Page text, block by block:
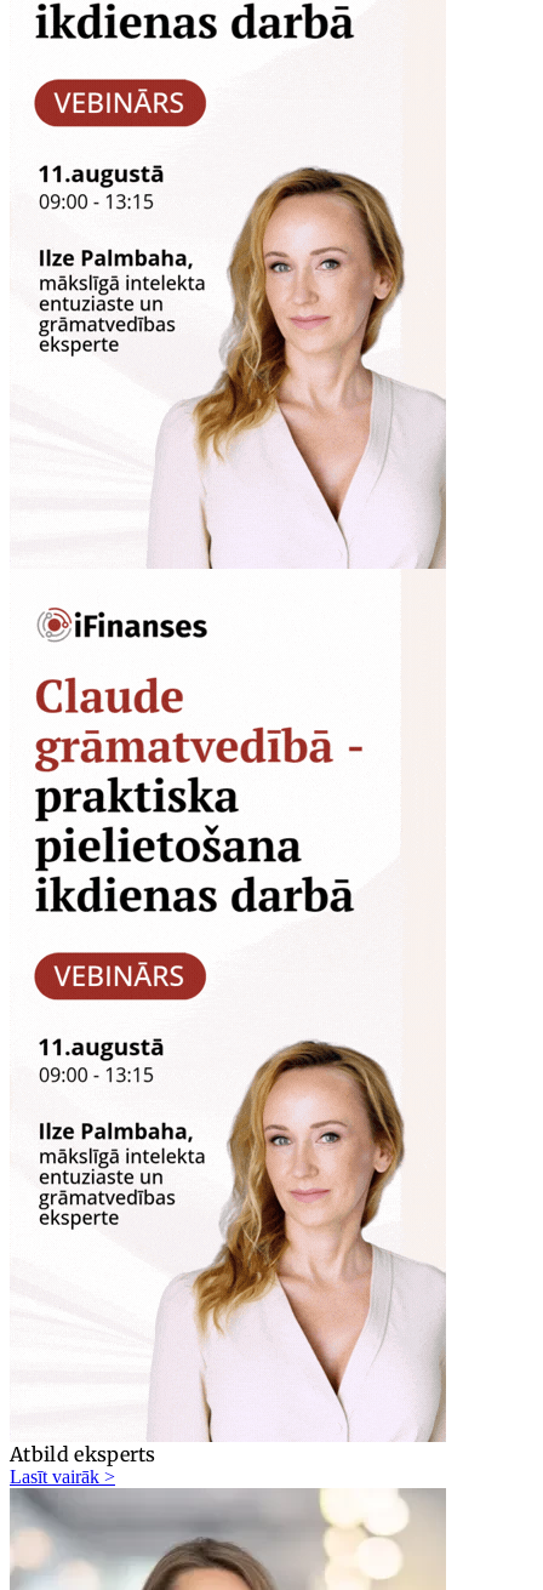
Atbild eksperts
Lasīt vairāk >